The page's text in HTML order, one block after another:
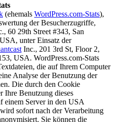
(ehemals WordPress.com-Stats),
der Besucherzugriffe,
60 29th Street #343, San
unter Einsatz der
Inc., 201 3rd St, Floor 2,
USA. WordPress.com-Stats
die auf Ihrem Computer
Analyse der Benutzung der
Die durch den Cookie
Ihre Benutzung dieses
einem Server in den USA
sofort nach der Verarbeitung
Sie können die